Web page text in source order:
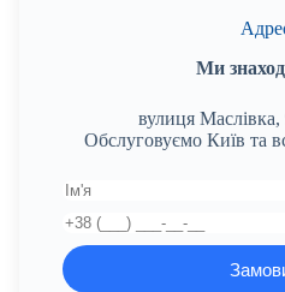
Ми
вулиця
Обслуговуємо Київ та